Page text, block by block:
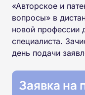
«Авторское и
вопросы» в
новой профессии
специалиста.
день подачи
Заявка на